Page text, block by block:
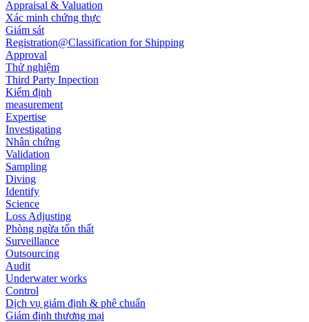
Appraisal & Valuation
Xác minh chứng thực
Giám sát
Registration@Classification for Shipping
Approval
Thử nghiệm
Third Party Inpection
Kiểm định
measurement
Expertise
Investigating
Nhân chứng
Validation
Sampling
Diving
Identify
Science
Loss Adjusting
Phòng ngừa tổn thất
Surveillance
Outsourcing
Audit
Underwater works
Control
Dịch vụ giám định & phê chuẩn
Giám định thương mại